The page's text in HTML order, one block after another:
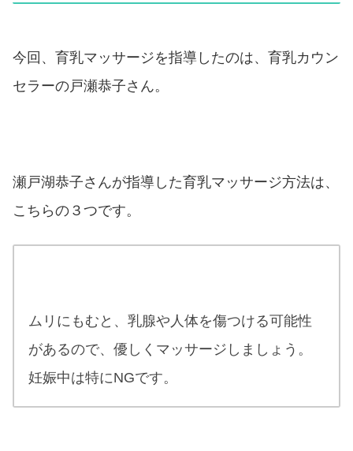
今回、育乳マッサージを指導したのは、育乳カウン
セラーの戸瀬恭子さん。
瀬戸湖恭子さんが指導した育乳マッサージ方法は、
こちらの３つです。
ムリにもむと、乳腺や人体を傷つける可能性
があるので、優しくマッサージしましょう。
妊娠中は特にNGです。